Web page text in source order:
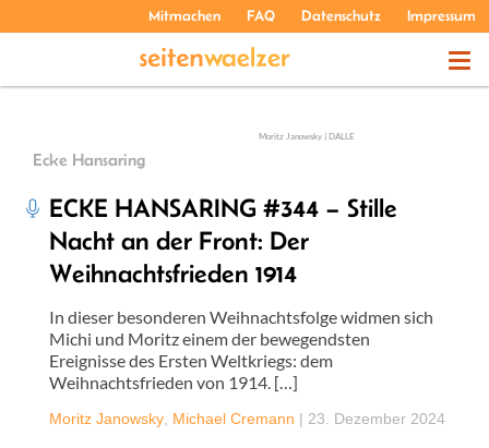
Mitmachen FAQ Datenschutz Impressum
ÜBER UNS
Moritz Janowsky | DALLE
Ecke Hansaring
ECKE HANSARING #344 – Stille
Nacht an der Front: Der
Weihnachtsfrieden 1914
In dieser besonderen Weihnachtsfolge widmen sich
Michi und Moritz einem der bewegendsten
Ereignisse des Ersten Weltkriegs: dem
Weihnachtsfrieden von 1914. […]
Moritz Janowsky Michael Cremann | 23. Dezember 2024